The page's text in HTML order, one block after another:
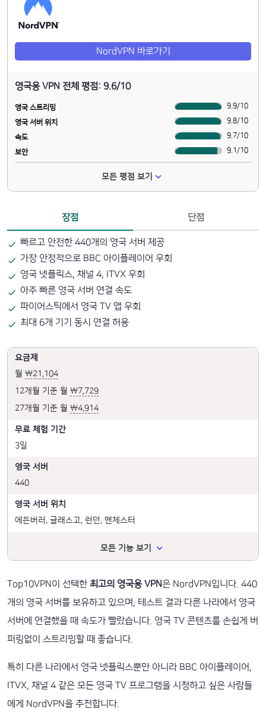
NordVPN 바로가기
영국용 VPN 전체 평점: 9.6/10
영국 스트리밍 9.9/10
영국 서버 위치 9.8/10
속도 9.7/10
보안 9.1 /10
모든 평점 보기
장점
빠르고 안전한 440개의 영국 서버 제공
가장 안정적으로 BBC 아이플레이어 우회
영국 넷플릭스, 채널 4, ITVX 우회
아주 빠른 영국 서버 연결 속도
파이어스틱에서 영국 TV 앱 우회
최대 6개 기기 동시 연결 허용
단점
요금제
월 ₩21,104
12개월 기준 월 ₩7,729
27개월 기준 월 ₩4,914
무료 체험 기간
3일
영국 서버
440
영국 서버 위치
에든버러, 글래스고, 런던, 맨체스터
모든 기능 보기
Top10VPN이 선택한 최고의 영국용 VPN은 NordVPN입니다. 440
개의 영국 서버를 보유하고 있으며, 테스트 결과 다른 나라에서 영국
서버에 연결했을 때 속도가 빨랐습니다. 영국 TV 콘텐츠를 손쉽게 버
퍼링없이 스트리밍할 때 좋습니다.
특히 다른 나라에서 영국 넷플릭스뿐만 아니라 BBC 아이플레이어,
ITVX, 채널 4 같은 모든 영국 TV 프로그램을 시청하고 싶은 사람들
에게 NordVPN을 추천합니다.